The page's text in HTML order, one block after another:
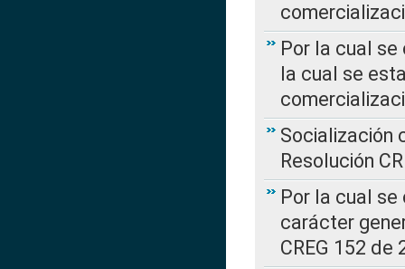
Por la cual se
la cual se
Socialización
Resolución
Por la cual
carácter
CREG 152 de